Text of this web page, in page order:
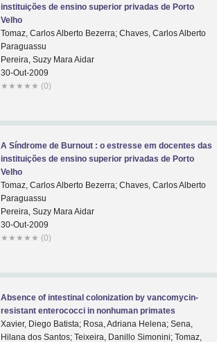
instituições de ensino superior privadas de Porto
Velho
Tomaz, Carlos Alberto Bezerra; Chaves, Carlos Alberto
Paraguassu
Pereira, Suzy Mara Aidar
30-Out-2009
★ ★ ★ ★ ★ (0)
A Síndrome de Burnout : o estresse em docentes das
instituições de ensino superior privadas de Porto
Velho
Tomaz, Carlos Alberto Bezerra; Chaves, Carlos Alberto
Paraguassu
Pereira, Suzy Mara Aidar
30-Out-2009
★ ★ ★ ★ ★ (0)
Absence of intestinal colonization by vancomycin-
resistant enterococci in nonhuman primates
Xavier, Diego Batista; Rosa, Adriana Helena; Sena,
Hilana dos Santos; Teixeira, Danillo Simonini; Tomaz,